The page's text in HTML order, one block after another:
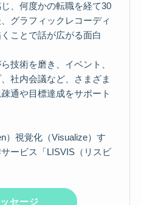
、何度かの転職を経て30
グラフィックレコーディ
ことで話が広がる面白
技術を磨き、イベント、
社内会議など、さまざま
通や目標達成をサポート
）視覚化（Visualize）す
ービス「LISVIS（リスビ
セージ